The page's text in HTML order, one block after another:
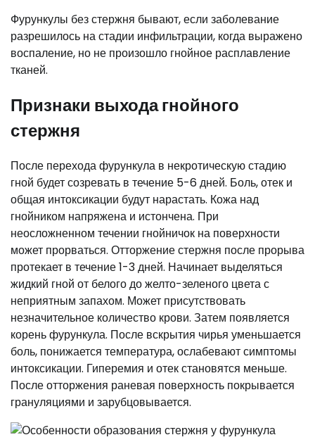
Фурункулы без стержня бывают, если заболевание
разрешилось на стадии инфильтрации, когда выражено
воспаление, но не произошло гнойное расплавление
тканей.
Признаки выхода гнойного
стержня
После перехода фурункула в некротическую стадию
гной будет созревать в течение 5-6 дней. Боль, отек и
общая интоксикации будут нарастать. Кожа над
гнойником напряжена и истончена. При
неосложненном течении гнойничок на поверхности
может прорваться. Отторжение стержня после прорыва
протекает в течение 1-3 дней. Начинает выделяться
жидкий гной от белого до желто-зеленого цвета с
неприятным запахом. Может присутствовать
незначительное количество крови. Затем появляется
корень фурункула. После вскрытия чирья уменьшается
боль, понижается температура, ослабевают симптомы
интоксикации. Гиперемия и отек становятся меньше.
После отторжения раневая поверхность покрывается
грануляциями и зарубцовывается.